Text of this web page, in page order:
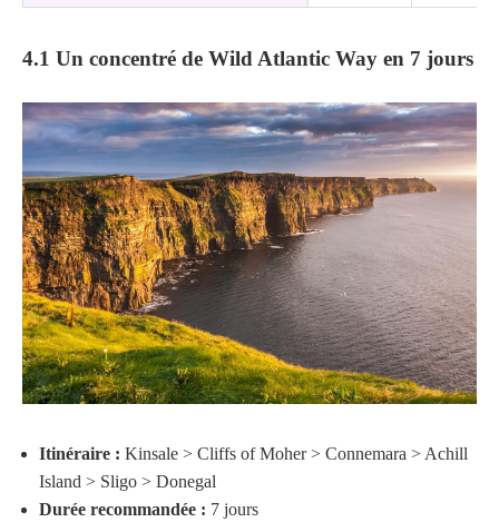
4.1 Un concentré de Wild Atlantic Way en 7 jours
Itinéraire : Kinsale > Cliffs of Moher > Connemara > Achill
Island > Sligo > Donegal
Durée recommandée : 7 jours